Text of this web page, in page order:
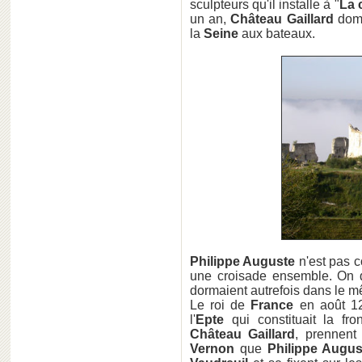
sculpteurs qu'il installe à " La
un an,Château Gaillard
la Seine aux bateaux.
Philippe Auguste n'est pas
une croisade ensemble.
dormaient autrefois dans le
Le roi de France en août
l'Epte qui constituait la
Château Gaillard ,
Vernon que Philippe